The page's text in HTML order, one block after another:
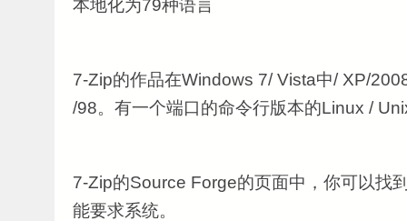
本地化为79种语言
7-Zip的作品在Windows 7/ Vista中/ XP/
/98。有一个端口的命令行版本的Linux /
7-Zip的Source Forge的页面中，你可以找
能要求系统。